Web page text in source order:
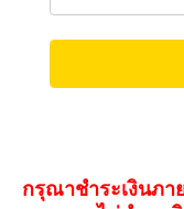
กรุณาชำระเงินภา